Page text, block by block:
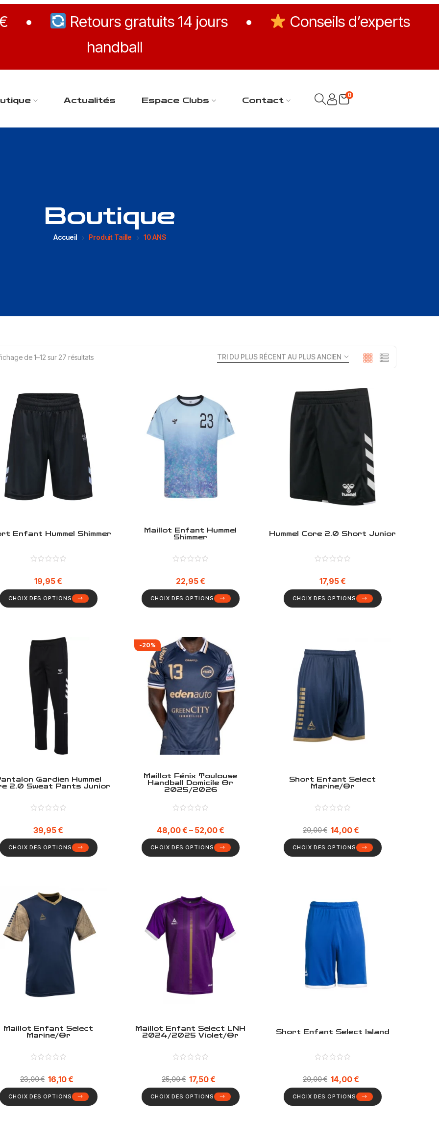
• Retours gratuits 14 jours •
Conseils d’experts
handball
Actualités Espace Clubs Contact
0
Boutique
Accueil Produit Taille 10 ANS
de 1–12 sur 27 résultats
Enfant Hummel Shimmer
19,95€
CHOIX DES OPTIONS
Maillot Enfant Hummel
Shimmer
22,95€
CHOIX DES OPTIONS
Hummel Core 2.0 Short Junior
17,95€
CHOIX DES OPTIONS
Gardien Hummel
2.0 Sweat Pants Junior
39,95€
CHOIX DES OPTIONS
-20%
Maillot Fénix Toulouse
Handball Domicile Or
2025/2026
48,00€ – 52,00€
CHOIX DES OPTIONS
Short Enfant Select
Marine/Or
20,00€ 14,00€
CHOIX DES OPTIONS
Maillot Enfant Select
Marine/Or
23,00€ 16,10€
CHOIX DES OPTIONS
Maillot Enfant Select LNH
2024/2025 Violet/Or
25,00€ 17,50€
CHOIX DES OPTIONS
Short Enfant Select Island
20,00€ 14,00€
CHOIX DES OPTIONS